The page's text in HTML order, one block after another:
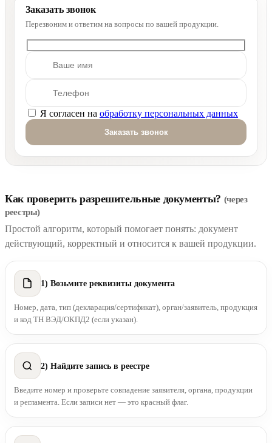
Заказать звонок
Перезвоним и ответим на вопросы по вашей продукции.
Оставьте это поле пустым.
Я согласен на обработку персональных данных
Как проверить разрешительные документы? (через
реестры)
Простой алгоритм, который помогает понять: документ
действующий, корректный и относится к вашей продукции.
1) Возьмите реквизиты документа
Номер, дата, тип (декларация/сертификат), орган/заявитель, продукция
и код ТН ВЭД/ОКПД2 (если указан).
2) Найдите запись в реестре
Введите номер и проверьте совпадение заявителя, органа, продукции
и регламента. Если записи нет — это красный флаг.